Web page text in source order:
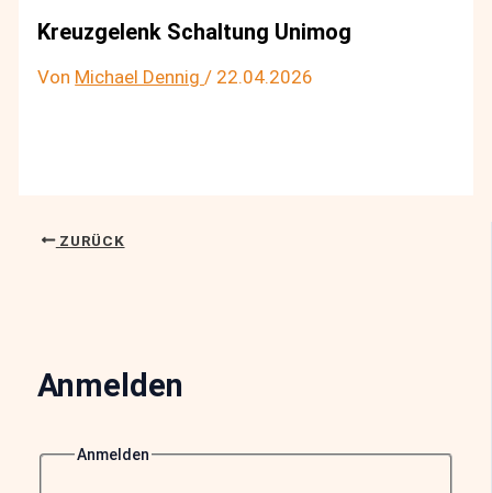
Kreuzgelenk Schaltung Unimog
Von Michael Dennig/ 22.04.2026
ZURÜCK
Anmelden
Anmelden